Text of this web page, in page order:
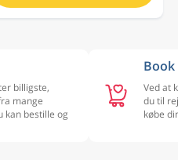
billigste,
mange
kan bestille og
Ved at
du til
købe